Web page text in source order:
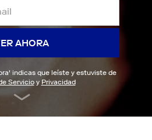
AHORA
' indicas que leíste y estuviste de
Servicioy Privacidad